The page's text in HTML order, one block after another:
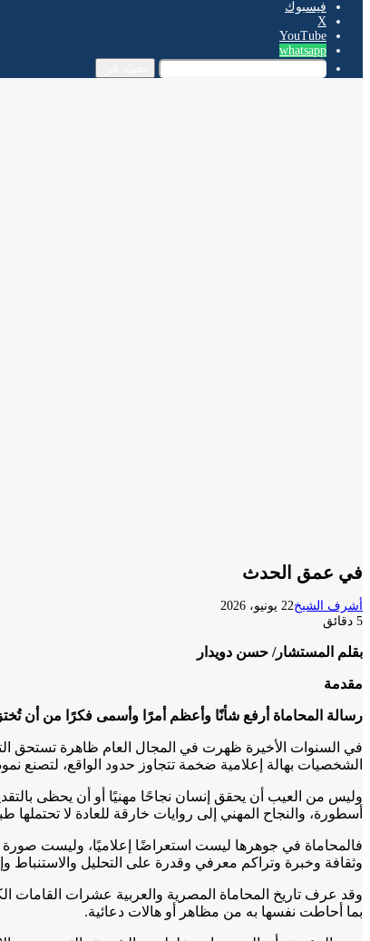
فيسبوك
‫X
‫YouTube
whatsapp
في عمق الحدث
أشرف الشيخ22 يونيو، 2026
5 دقائق
بقلم المستشار/ حسن دويدار
مقدمة
رسالة المحاماة أرفع شأنًا وأعظم أمرًا وأسمى فكرًا من أن
في السنوات الأخيرة ظهرت في المجال العام ظاهرة تستحق
الشخصيات بهالة إعلامية ضخمة تتجاوز حدود الواقع، لتصنع
وليس من العيب أن يحقق إنسان نجاحًا مهنيًا أو أن يحظى
أسطورة، والنجاح المهني إلى روايات خارقة للعادة لا
فالمحاماة في جوهرها ليست استعراضًا إعلاميًا، وليست صورة
وثقافة وخبرة وتراكم معرفي وقدرة على التحليل والاستنباط
وقد عرف تاريخ المحاماة المصرية والعربية عشرات القامات
بما أحاطت نفسها به من مظاهر أو هالات دعائية.